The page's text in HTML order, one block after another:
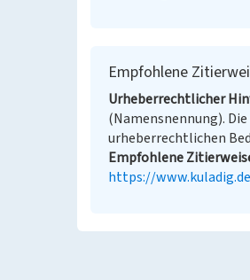
Empfohlene
Urheberrechtlicher
(Namensnennung).
urheberrechtlichen
Empfohlene
https://